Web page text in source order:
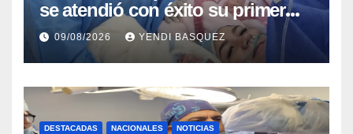
se atendió con éxito su primer
parto gemelar
09/08/2026 YENDI BASQUEZ
DESTACADAS NACIONALES NOTICIAS